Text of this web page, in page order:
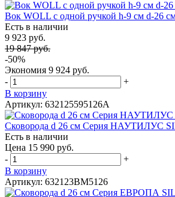
Вок WOLL с одной ручкой h-9 см d-26
Есть в наличии
9 923 руб.
19 847 руб.
-50%
Экономия 9 924 руб.
-
+
В корзину
Артикул: 632125595126A
Сковорода d 26 см Серия НАУТИЛУС
Есть в наличии
Цена 15 990 руб.
-
+
В корзину
Артикул: 632123BM5126